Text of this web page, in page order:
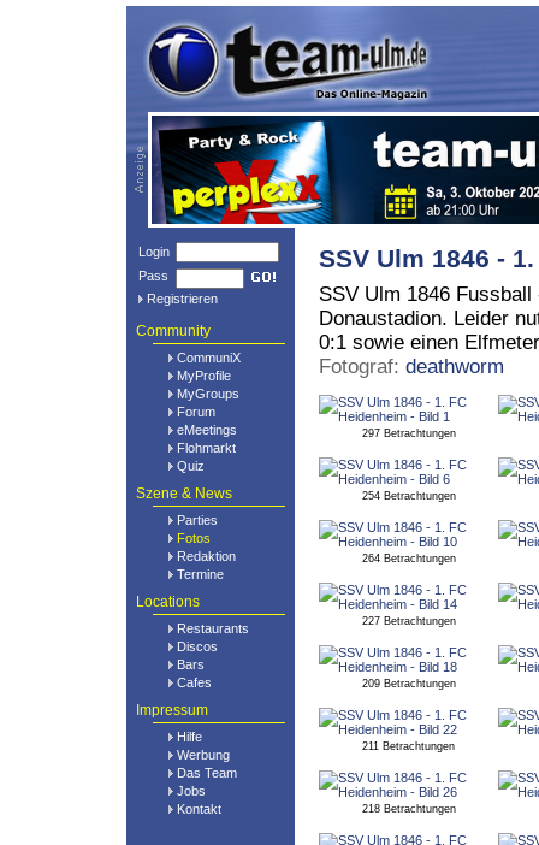
Login
Pass
Registrieren
Community
CommuniX
MyProfile
MyGroups
Forum
eMeetings
Flohmarkt
Quiz
Szene & News
Parties
Fotos
Redaktion
Termine
Locations
Restaurants
Discos
Bars
Cafes
Impressum
Hilfe
Werbung
Das Team
Jobs
Kontakt
SSV Ulm 1846 -
SSV Ulm 1846
Donaustadion. Leider
0:1 sowie einen
Fotograf: deathworm
297 Betrachtungen
254 Betrachtungen
264 Betrachtungen
227 Betrachtungen
209 Betrachtungen
211 Betrachtungen
218 Betrachtungen